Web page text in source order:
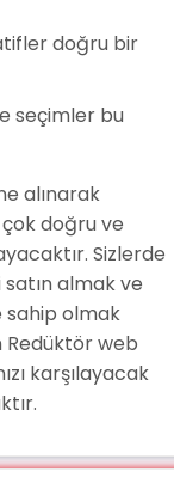
doğru bir
seçimler bu
alınarak
doğru ve
Sizlerde
almak ve
sahip olmak
Redüktör web
karşılayacak